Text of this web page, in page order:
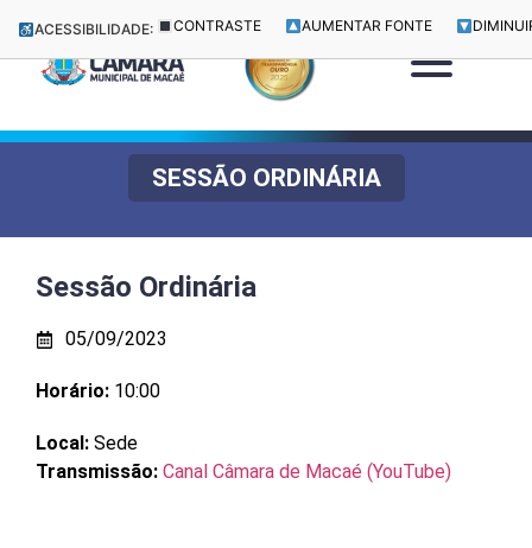
ACESSIBILIDADE: CONTRASTE AUMENTAR FONTE
SESSÃO ORDINÁRIA
Sessão Ordinária
05/09/2023
Horário: 10:00
Local: Sede
Transmissão: Canal Câmara de Macaé (YouTube)